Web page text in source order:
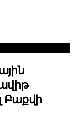
Բաքվի